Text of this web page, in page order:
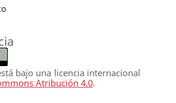
bajo una licencia internacional
Atribución 4.0.